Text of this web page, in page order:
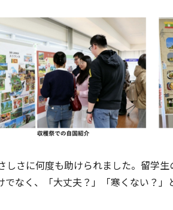
さに何度も助けられました。留学
でなく、「大丈夫？」「寒くない？